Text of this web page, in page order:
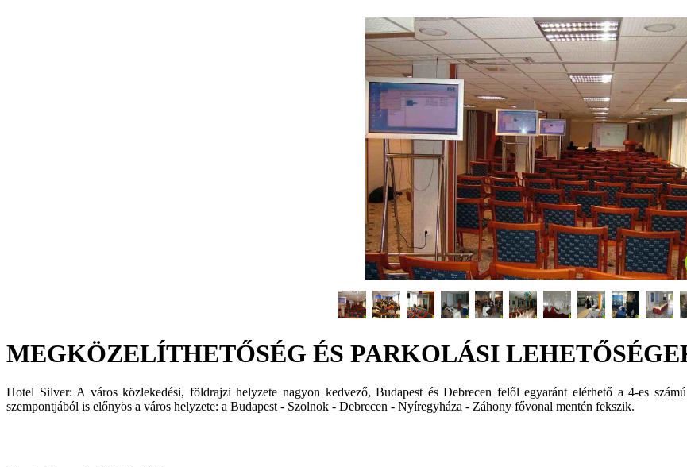
MEGKÖZELÍTHETŐSÉG ÉS PARKOLÁSI
Hotel Silver: A város közlekedési, földrajzi helyzete nagyon kedvező, Budapest és Debrecen felől egyaránt elérhető a 4-es
szempontjából is előnyös a város helyzete: a Budapest - Szolnok - Debrecen - Nyíregyháza - Záhony fővonal mentén fekszik.